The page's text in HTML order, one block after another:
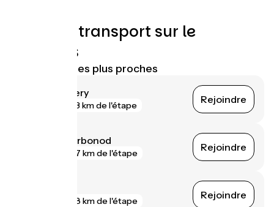
Trains et transport sur le
parcours
Gares SNCF les plus proches
Reignier-Ésery
3 km de l'étape Rejoindre
Seyssel - Corbonod
7 km de l'étape Rejoindre
8 km de l'étape Rejoindre